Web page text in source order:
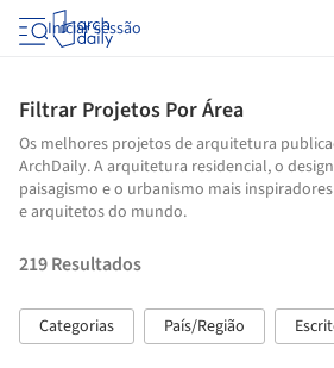
Iniciar sessão
Filtrar Projetos Por Área
Os melhores projetos de arquitetura
ArchDaily. A arquitetura residencial, o
paisagismo e o urbanismo mais
e arquitetos do mundo.
219Resultados
Categorias País/Região